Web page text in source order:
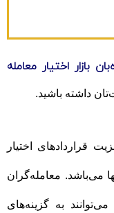
بازار اختیار معامله
داشته باشید.
قراردادهای اختیار
می‌باشد. معامله‌گران
می‌توانند به گزینه‌های